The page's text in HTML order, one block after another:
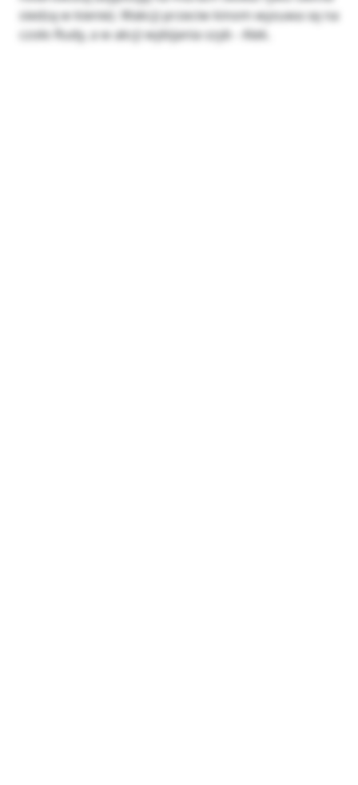
siedzą w kienie). Wakcji przeciw kinom wysuwa sę na
czoło Rudy, a w akcji wybijania szyb - Alek.